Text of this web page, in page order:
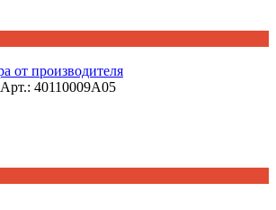
Арт.: 40110009А05